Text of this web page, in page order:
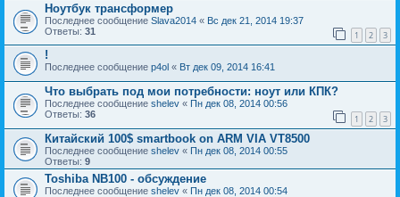
Ноутбук трансформер
Последнее сообщение Slava2014 « Вс дек 21, 2014 19:37
Ответы: 31 1 2 3
!
Последнее сообщение p4ol « Вт дек 09, 2014 16:41
Что выбрать под мои потребности: ноут или КПК?
Последнее сообщение shelev « Пн дек 08, 2014 00:56
Ответы: 36 1 2 3
Китайский 100$ smartbook on ARM VIA VT8500
Последнее сообщение shelev « Пн дек 08, 2014 00:55
Ответы: 9
Toshiba NB100 - обсуждение
Последнее сообщение shelev « Пн дек 08, 2014 00:54